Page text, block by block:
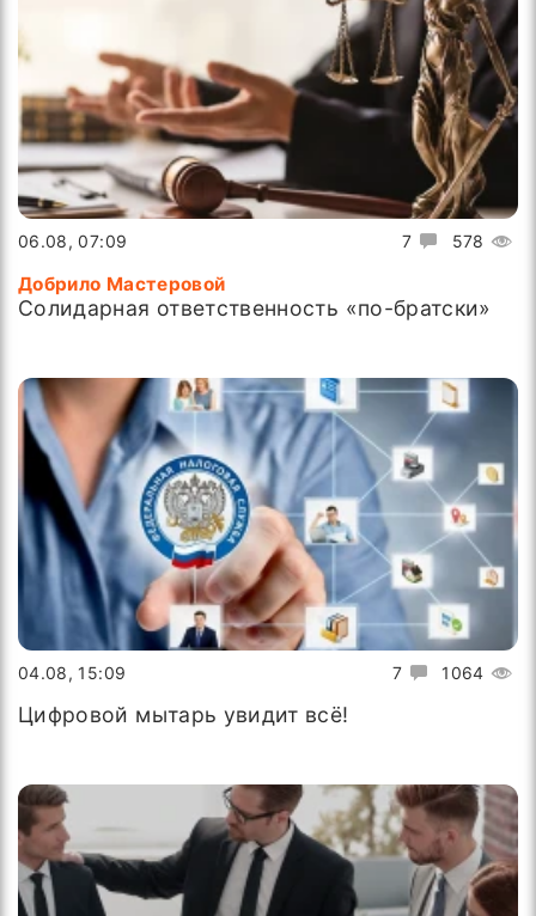
7 578
06.08, 07:09
Добрило Мастеровой
Солидарная ответственность «по-братски»
7 1064
04.08, 15:09
Цифровой мытарь увидит всё!